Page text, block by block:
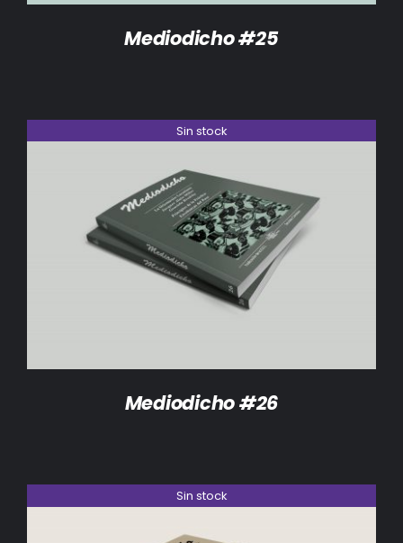
Mediodicho #25
Sin stock
DETALLES
Mediodicho #26
Sin stock